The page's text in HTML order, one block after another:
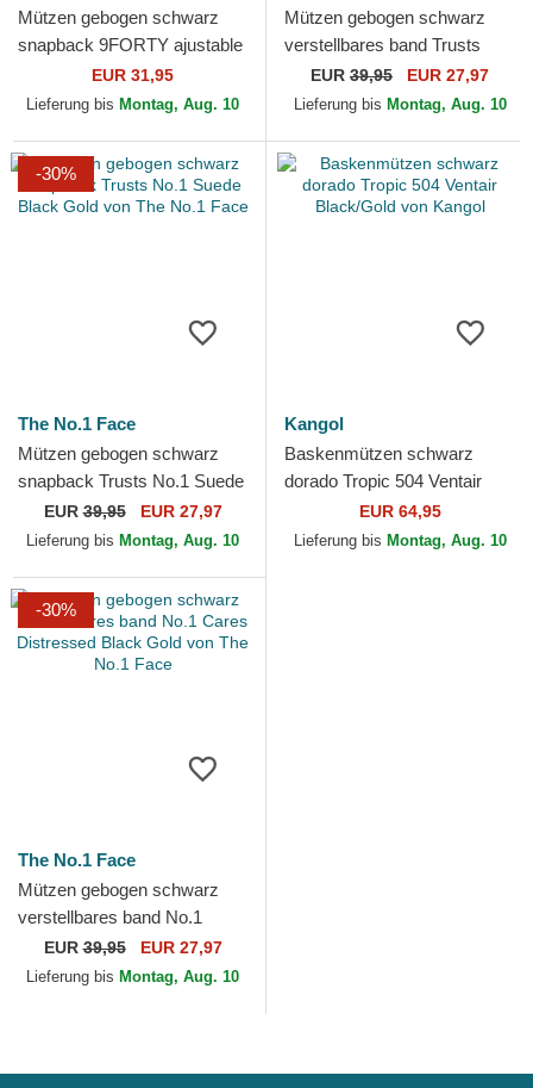
Mützen gebogen schwarz
snapback 9FORTY ajustable
der FC Barcelona LALIGA
von New Era
EUR 31,95
Lieferung bis Montag, Aug. 10
Mützen gebogen schwarz
verstellbares band Trusts
No.1 Distressed Black Gold
von The No.1 Face
EUR 39,95 EUR 27,97
Lieferung bis Montag, Aug. 10
-30%
The No.1 Face
Mützen gebogen schwarz
snapback Trusts No.1 Suede
Black Gold von The No.1
Face
EUR39,95 EUR 27,97
Lieferung bis Montag, Aug. 10
Kangol
Baskenmützen schwarz
dorado Tropic 504 Ventair
Black/Gold von Kangol
EUR 64,95
Lieferung bis Montag, Aug. 10
-30%
The No.1 Face
Mützen gebogen schwarz
verstellbares band No.1
Cares Distressed Black Gold
von The No.1 Face
EUR39,95 EUR 27,97
Lieferung bis Montag, Aug. 10